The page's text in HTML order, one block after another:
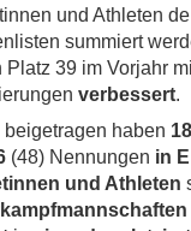
und Athleten
summiert
Platz 39 im Vorjahr
verbessert.
beigetragen haben
(48) Nennungen in
und Athleten